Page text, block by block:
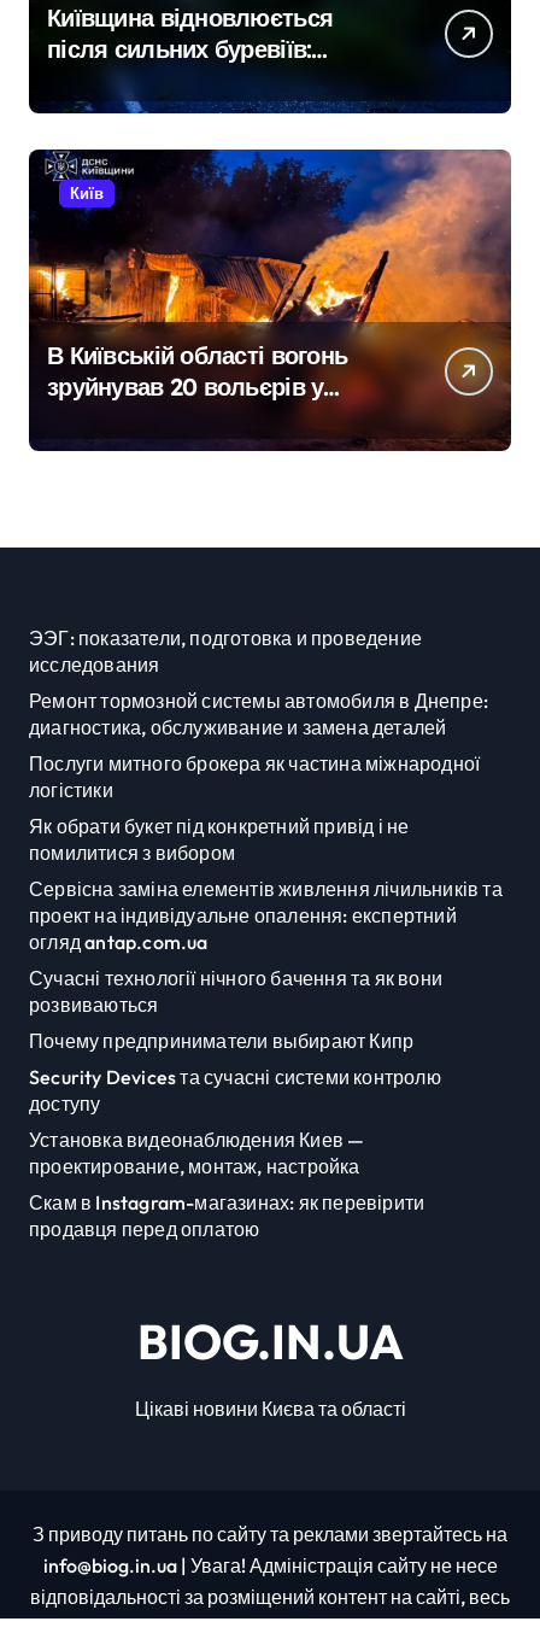
Київщина відновлюється
після сильних буревіїв:
пошкоджено 62 будинки,
понад 18 тисяч родин
залишились без електрики
Київ
В Київській області вогонь
зруйнував 20 вольєрів у
ЭЭГ: показатели, подготовка и проведение
исследования
Ремонт тормозной системы автомобиля в Днепре:
диагностика, обслуживание и замена деталей
Послуги митного брокера як частина міжнародної
логістики
Як обрати букет під конкретний привід і не
помилитися з вибором
Сервісна заміна елементів живлення лічильників та
проект на індивідуальне опалення: експертний
огляд antap.com.ua
Сучасні технології нічного бачення та як вони
розвиваються
Почему предприниматели выбирают Кипр
Security Devices та сучасні системи контролю
доступу
Установка видеонаблюдения Киев —
проектирование, монтаж, настройка
Скам в Instagram-магазинах: як перевірити
продавця перед оплатою
BIOG.IN.UA
Цікаві новини Києва та області
З приводу питань по сайту та реклами звертайтесь на
info@biog.in.ua | Увага! Адміністрація сайту не несе
відповідальності за розміщений контент на сайті, весь